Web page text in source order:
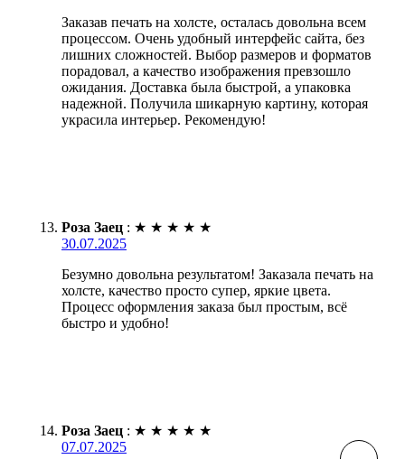
Заказав печать на холсте, осталась довольна всем
процессом. Очень удобный интерфейс сайта, без
лишних сложностей. Выбор размеров и форматов
порадовал, а качество изображения превзошло
ожидания. Доставка была быстрой, а упаковка
надежной. Получила шикарную картину, которая
украсила интерьер. Рекомендую!
Роза Заец : ★ ★ ★ ★ ★
30.07.2025
Безумно довольна результатом! Заказала печать на
холсте, качество просто супер, яркие цвета.
Процесс оформления заказа был простым, всё
быстро и удобно!
Роза Заец : ★ ★ ★ ★ ★
07.07.2025